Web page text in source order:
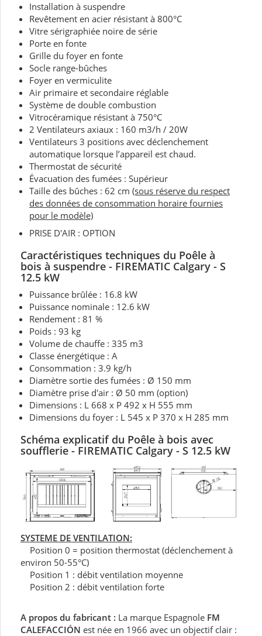
Installation à suspendre
Revêtement en acier résistant à 800°C
Vitre sérigraphiée noire de série
Porte en fonte
Grille du foyer en fonte
Socle range-bûches
Foyer en vermiculite
Air primaire et secondaire réglable
Système de double combustion
Vitrocéramique résistant à 750°C
2 Ventilateurs axiaux : 160 m3/h / 20W
Ventilateurs 3 positions avec déclenchement
automatique lorsque l’appareil est chaud.
Thermostat de sécurité
Évacuation des fumées : Supérieur
Taille des bûches : 62 cm (sous réserve du respect
des données de consommation horaire fournies
pour le modèle)
PRISE D'AIR : OPTION
Caractéristiques techniques du Poêle à
bois à suspendre - FIREMATIC Calgary - S
12.5 kW
Puissance brûlée : 16.8 kW
Puissance nominale : 12.6 kW
Rendement : 81 %
Poids : 93 kg
Volume de chauffe : 335 m3
Classe énergétique : A
Consommation : 3.9 kg/h
Diamètre sortie des fumées : Ø 150 mm
Diamètre prise d'air : Ø 50 mm (option)
Dimensions : L 668 x P 492 x H 555 mm
Dimensions du foyer : L 545 x P 370 x H 285 mm
Schéma explicatif du Poêle à bois avec
soufflerie - FIREMATIC Calgary - S 12.5 kW
SYSTEME DE VENTILATION:
Position 0 = position thermostat (déclenchement à
environ 50-55°C)
Position 1 : débit ventilation moyenne
Position 2 : débit ventilation forte
A propos du fabricant : La marque Espagnole FM
CALEFACCIÓN est née en 1966 avec un objectif clair :